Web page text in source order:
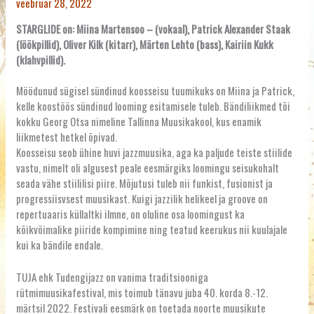
STARGLIDE on: Miina Martensoo – (vokaal), Patrick Alexander Staak
(löökpillid), Oliver Kilk (kitarr), Märten Lehto (bass), Kairiin Kukk
(klahvpillid).
Möödunud sügisel sündinud koosseisu tuumikuks on Miina ja Patrick,
kelle koostöös sündinud looming esitamisele tuleb. Bändiliikmed tõi
kokku Georg Otsa nimeline Tallinna Muusikakool, kus enamik
liikmetest hetkel õpivad.
Koosseisu seob ühine huvi jazzmuusika, aga ka paljude teiste stiilide
vastu, nimelt oli algusest peale eesmärgiks loomingu seisukohalt
seada vähe stiililisi piire. Mõjutusi tuleb nii funkist, fusionist ja
progressiisvsest muusikast. Kuigi jazzilik helikeel ja groove on
repertuaaris küllaltki ilmne, on oluline osa loomingust ka
kõikvõimalike piiride kompimine ning teatud keerukus nii kuulajale
kui ka bändile endale.
TUJA ehk Tudengijazz on vanima traditsiooniga
rütmimuusikafestival, mis toimub tänavu juba 40. korda 8.-12.
märtsil 2022. Festivali eesmärk on toetada noorte muusikute